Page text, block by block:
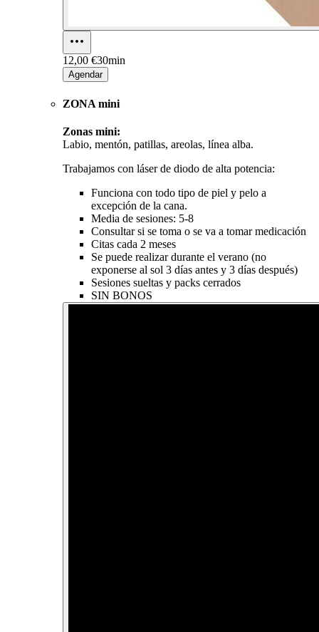
12,00 €30min
Agendar
ZONA mini
Zonas mini:
Labio, mentón, patillas, areolas, línea alba.
Trabajamos con láser de diodo de alta potencia:
Funciona con todo tipo de piel y pelo a
excepción de la cana.
Media de sesiones: 5-8
Consultar si se toma o se va a tomar medicación
Citas cada 2 meses
Se puede realizar durante el verano (no
exponerse al sol 3 días antes y 3 días después)
Sesiones sueltas y packs cerrados
SIN BONOS